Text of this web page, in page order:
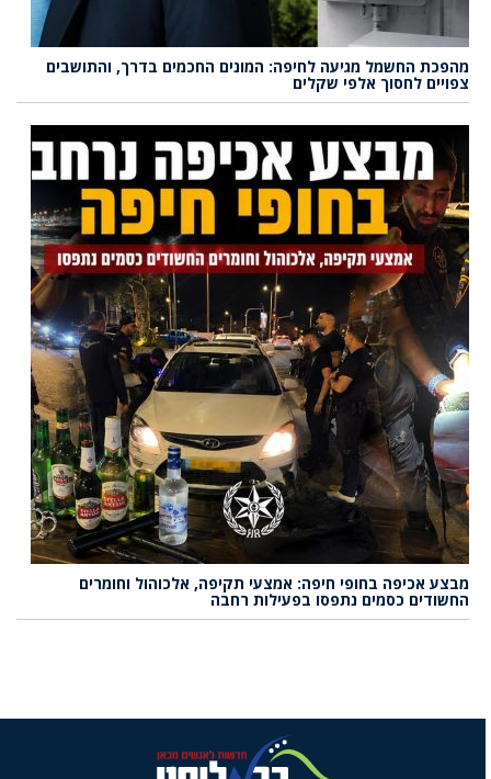
מהפכת החשמל מגיעה לחיפה: המונים החכמים בדרך, והתושבים
צפויים לחסוך אלפי שקלים
מבצע אכיפה בחופי חיפה: אמצעי תקיפה, אלכוהול וחומרים
החשודים כסמים נתפסו בפעילות רחבה